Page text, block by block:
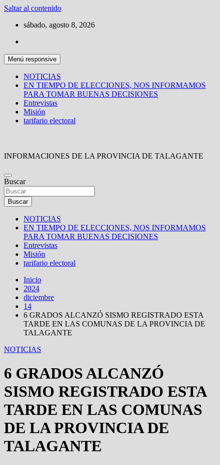
Saltar al contenido
sábado, agosto 8, 2026
Menú responsive
NOTICIAS
EN TIEMPO DE ELECCIONES, NOS INFORMAMOS
PARA TOMAR BUENAS DECISIONES
Entrevistas
Misión
tarifario electoral
INFORMACIONES DE LA PROVINCIA DE TALAGANTE
Buscar
Buscar
NOTICIAS
EN TIEMPO DE ELECCIONES, NOS INFORMAMOS
PARA TOMAR BUENAS DECISIONES
Entrevistas
Misión
tarifario electoral
Inicio
2024
diciembre
14
6 GRADOS ALCANZÓ SISMO REGISTRADO ESTA
TARDE EN LAS COMUNAS DE LA PROVINCIA DE
TALAGANTE
NOTICIAS
6 GRADOS ALCANZÓ
SISMO REGISTRADO ESTA
TARDE EN LAS COMUNAS
DE LA PROVINCIA DE
TALAGANTE